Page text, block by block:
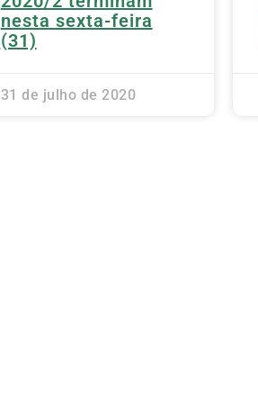
nesta sexta-feira
(31)
31 de julho de 2020